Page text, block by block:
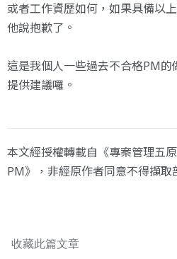
或者工作資歷如何，如果具備以
他說抱歉了。
這是我個人一些過去不合格PM
提供建議囉。
本文經授權轉載自《專案管理五
PM》，非經原作者同意不得擷取